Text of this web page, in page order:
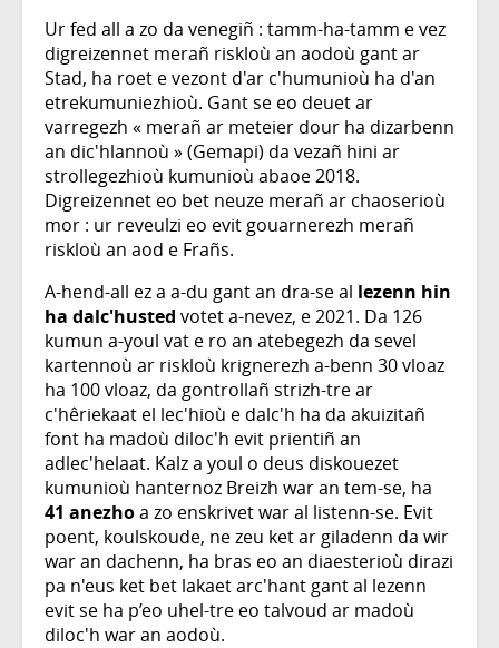
Ur fed all a zo da venegiñ : tamm-ha-tamm e vez
digreizennet merañ riskloù an aodoù gant ar
Stad, ha roet e vezont d'ar c'humunioù ha d'an
etrekumuniezhioù. Gant se eo deuet ar
varregezh « merañ ar meteier dour ha dizarbenn
an dic'hlannoù » (Gemapi) da vezañ hini ar
strollegezhioù kumunioù abaoe 2018.
Digreizennet eo bet neuze merañ ar chaoserioù
mor : ur reveulzi eo evit gouarnerezh merañ
riskloù an aod e Frañs.
A-hend-all ez a a-du gant an dra-se al lezenn hin
ha dalc'husted votet a-nevez, e 2021. Da 126
kumun a-youl vat e ro an atebegezh da sevel
kartennoù ar riskloù krignerezh a-benn 30 vloaz
ha 100 vloaz, da gontrollañ strizh-tre ar
c'hêriekaat el lec'hioù e dalc'h ha da akuizitañ
font ha madoù diloc'h evit prientiñ an
adlec'helaat. Kalz a youl o deus diskouezet
kumunioù hanternoz Breizh war an tem-se, ha
41 anezhoa zo enskrivet war al listenn-se. Evit
poent, koulskoude, ne zeu ket ar giladenn da wir
war an dachenn, ha bras eo an diaesterioù dirazi
pa n'eus ket bet lakaet arc'hant gant al lezenn
evit se ha p’eo uhel-tre eo talvoud ar madoù
diloc'h war an aodoù.